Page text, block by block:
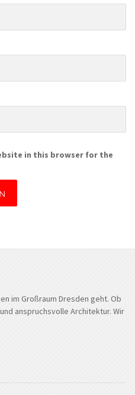
in this browser for the
im Großraum Dresden geht. Ob
anspruchsvolle Architektur. Wir